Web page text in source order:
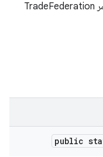
خدمة تسمح بمقاطعة أو وضع علامة على أوامر TradeFederation
public